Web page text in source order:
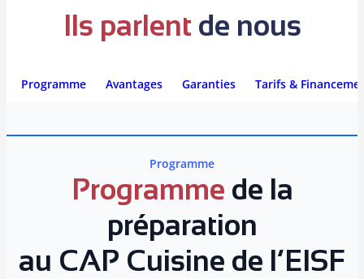
Ils parlent de nous
Programme Avantages Garanties Tarifs &
Programme
Programme de la
préparation
au CAP Cuisine de l’EISF